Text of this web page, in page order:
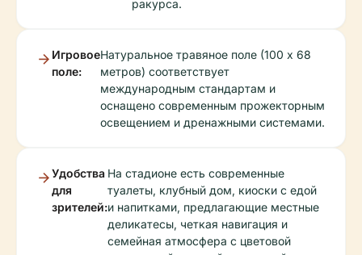
ракурса.
Игровое
поле:
Натуральное травяное поле (100 x 68
метров) соответствует
международным стандартам и
оснащено современным прожекторным
освещением и дренажными системами.
Удобства
для
зрителей:
На стадионе есть современные
туалеты, клубный дом, киоски с едой
и напитками, предлагающие местные
деликатесы, четкая навигация и
семейная атмосфера с цветовой